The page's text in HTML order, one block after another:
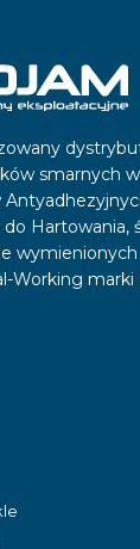
smarnych
Hartowania,
wymienionych
Working